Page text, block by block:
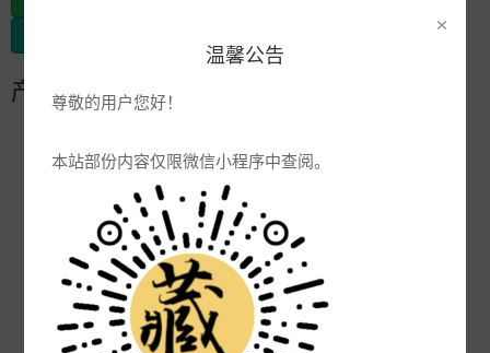
×
温馨公告
尊敬的用户您好！
本站部份内容仅限微信小程序中查阅。
产品参数
品牌:
景德镇
2143
厂商:
景德镇市唐龙陶瓷有限公司生产部
更新:
2018-10-31 15:25:09